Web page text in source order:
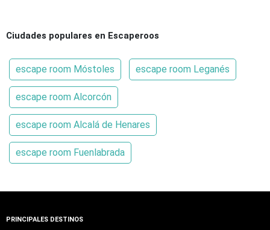
Ciudades populares en Escaperoos
escape room Móstoles escape room Leganés
escape room Alcorcón
escape room Alcalá de Henares
escape room Fuenlabrada
PRINCIPALES DESTINOS